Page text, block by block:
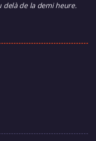
delà de la demi heure.